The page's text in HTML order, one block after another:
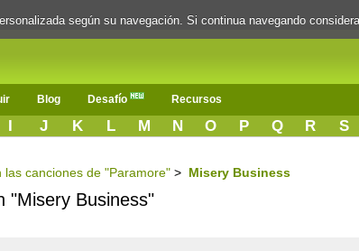
Blog Desafío Recursos
I J K L M N O P Q R S
las canciones de "Paramore" > Misery Business
"Misery Business"
según su navegación. Si continua navegando